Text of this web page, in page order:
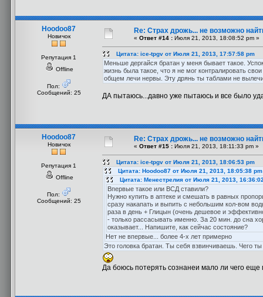
Hoodoo87
Новичок
Репутация 1
Offline
Пол:
Сообщений: 25
Re: Страх дрожь... не возможно
« Ответ #14 : Июля 21, 2013, 18:08:52 pm »
Цитата: ice-tpgv от Июля 21, 2013, 17:57:58 pm
Меньше дергайся братан у меня бывает такое.
жизнь была такое, что я не мог контралировать
общем лечи нервы. Эту дрянь ты таблами не
ДА пытаюсь...давно уже пытаюсь и все было
Hoodoo87
Новичок
Репутация 1
Offline
Пол:
Сообщений: 25
Re: Страх дрожь... не возможно
« Ответ #15 : Июля 21, 2013, 18:11:33 pm »
Цитата: ice-tpgv от Июля 21, 2013, 18:06:53 pm
Цитата: Hoodoo87 от Июля 21, 2013, 18:05:38 pm
Цитата: Менестрелия от Июля 21, 2013,
Впервые такое или ВСД ставили?
Нужно купить в аптеке и смешать в равных
сразу накапать и выпить с небольшим кол-вом
раза в день + Глицын (очень дешевое и
- только рассасывать именно. За 20 мин. до сна
оказывает... Напишите, как сейчас состояние?
Нет не впервые... более 4-х лет примерно
Это головка братан. Ты себя взвинчиваешь. Чего
Да боюсь потерять сознанеи мало ли чего